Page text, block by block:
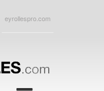
eyrollespro.com